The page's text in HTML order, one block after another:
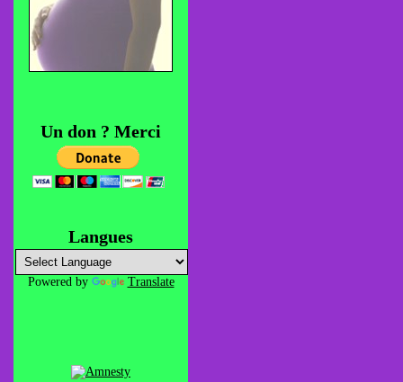
Un don ? Merci
Langues
Powered by Translate